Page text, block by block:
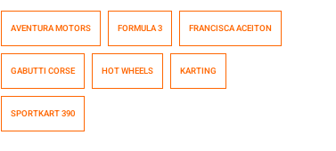
ex-campeona nacional de karting quien también fuera
en su «terapia» y momento de relajo y esparcimiento
conversamos con la Fran en este programa […]
AVENTURA MOTORS FORMULA 3 FRANCISCA ACEITON
GABUTTI CORSE HOT WHEELS KARTING
SPORTKART 390